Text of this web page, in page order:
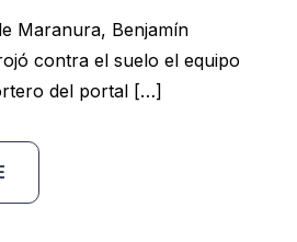
Maranura, Benjamín
contra el suelo el equipo
del portal […]